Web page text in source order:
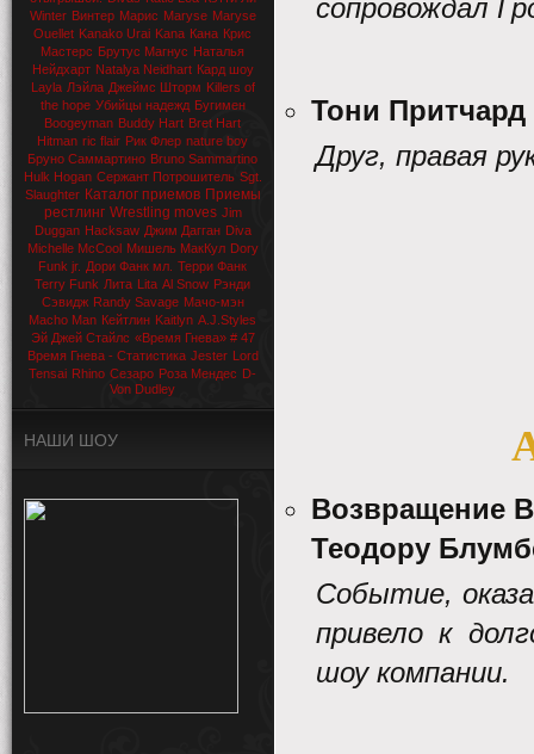
Winter Винтер Марис Maryse Maryse
Ouellet Kanako Urai Kana Кана Крис
Мастерс Брутус Магнус Наталья
Нейдхарт Natalya Neidhart Кард шоу
Layla Лэйла Джеймс Шторм Killers of
the hope Убийцы надежд Бугимен
Boogeyman Buddy Hart Bret Hart
Hitman ric flair Рик Флер nature boy
Бруно Саммартино Bruno Sammartino
Hulk Hogan Сержант Потрошитель Sgt.
Slaughter Каталог приемов Приемы
рестлинг Wrestling moves Jim
Duggan Hacksaw Джим Дагган Diva
Michelle McCool Мишель МакКул Dory
Funk jr. Дори Фанк мл.
Терри Фанк
Terry Funk Лита Lita Al Snow Рэнди
Сэвидж Randy Savage Мачо-мэн
Macho Man Кейтлин Kaitlyn A.J.Styles
Эй Джей Стайлс «Время Гнева» # 47
Время Гнева - Статистика Jester Lord
Tensai Rhino Сезаро Роза Мендес D-
Von Dudley
НАШИ ШОУ
сопровождал
Тони Притчард
Друг, правая
Возвращение
Теодору
Событие,
привело к
шоу компании.